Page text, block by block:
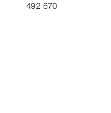
492 670